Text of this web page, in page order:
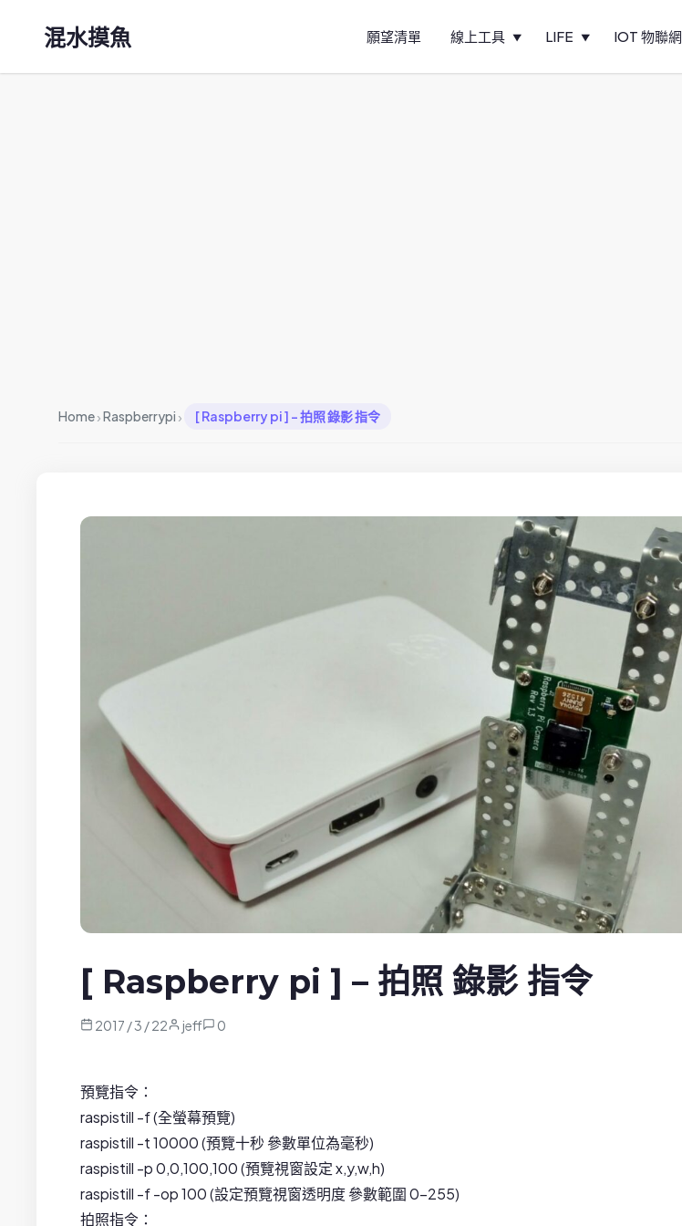
混水摸魚 願望清單 線上工具 LIFE IOT 物聯網
Home›Raspberrypi › [ Raspberry pi ] – 拍照 錄影 指令
[ Raspberry pi ] – 拍照 錄影 指令
2017 / 3 / 22 jeff 0
預覽指令：
raspistill -f (全螢幕預覽)
raspistill -t 10000 (預覽十秒 參數單位為毫秒)
raspistill -p 0,0,100,100 (預覽視窗設定 x,y,w,h)
raspistill -f -op 100 (設定預覽視窗透明度 參數範圍 0-255)
拍照指令：